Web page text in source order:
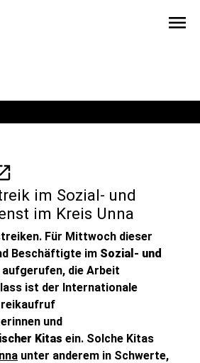
menu
im Sozial- und
im Kreis Unna
Für Mittwoch dieser
Beschäftigte im Sozial- und
aufgerufen, die Arbeit
ist der Internationale
und
Kitas ein. Solche Kitas
unter anderem in Schwerte,